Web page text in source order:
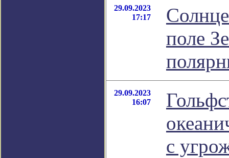
29.09.2023
17:17
поле
29.09.2023
16:07
с